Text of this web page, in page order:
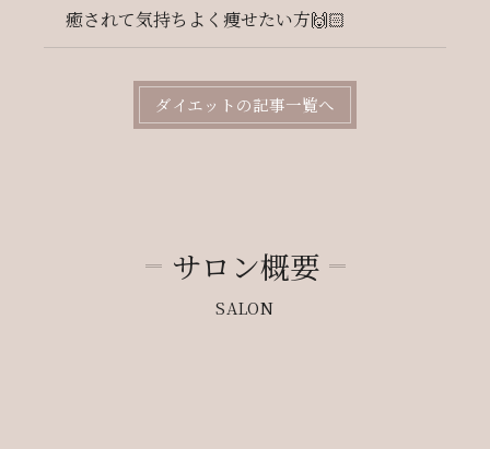
癒されて気持ちよく痩せたい方🙌🏻
ダイエットの記事一覧へ
サロン概要
SALON